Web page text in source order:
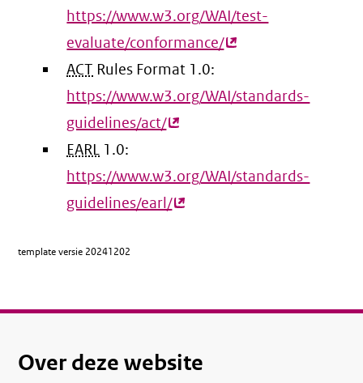
https://www.w3.org/WAI/test-
evaluate/conformance/(externe
ACT Rules Format 1.0:
https://www.w3.org/WAI/standards-
guidelines/act/(externe
EARL 1.0:
https://www.w3.org/WAI/standards-
guidelines/earl/(externe
template versie 20241202
Over deze website